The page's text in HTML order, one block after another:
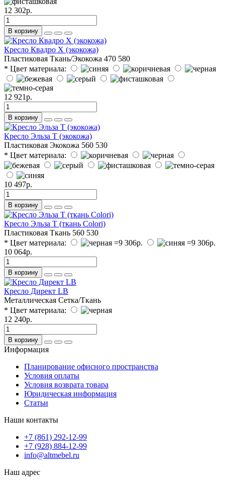
12 302р.
В корзину
Кресло Квадро Х (экокожа)
Пластиковая Ткань/Экокожа 470 580
* Цвет материала:
12 921р.
В корзину
Кресло Эльза Т (экокожа)
Пластиковая Экокожа 560 530
* Цвет материала:
10 497р.
В корзину
Кресло Эльза Т (ткань Colori)
Пластиковая Ткань 560 530
* Цвет материала:
10 064р.
В корзину
Кресло Директ LB
Металлическая Сетка/Ткань
* Цвет материала:
12 240р.
В корзину
Информация
Планирование офисного пространства
Условия оплаты
Условия возврата товара
Юридическая информация
Статьи
Наши контакты
+7 (861) 292-12-99
+7 (928) 884-12-99
info@altmebel.ru
Наш адрес